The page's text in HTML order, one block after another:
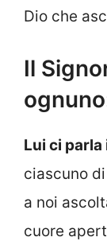
Dio che
Il
Lui ci
ciascuno
a noi
cuore